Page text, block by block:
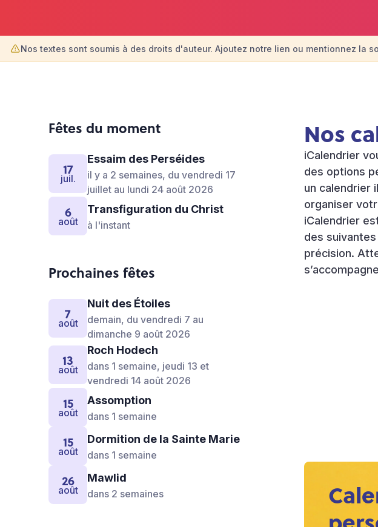
Nos textes sont soumis à des droits d'auteur. Ajoutez notre lien ou mentionnez la
Nos
iCalendrier
des options
un calendrier
organiser
iCalendrier
des suivantes
précision.
Fêtes du moment
17
juil.
Essaim des Perséides
il y a 2 semaines, du vendredi 17
juillet au lundi 24 août 2026
6
août
Transfiguration du Christ
à l'instant
Prochaines fêtes
7
août
Nuit des Étoiles
demain, du vendredi 7 au
dimanche 9 août 2026
13
août
Roch Hodech
dans 1 semaine, jeudi 13 et
vendredi 14 août 2026
15
août
Assomption
dans 1 semaine
15
août
Dormition de la Sainte Marie
dans 1 semaine
26
août
Mawlid
dans 2 semaines